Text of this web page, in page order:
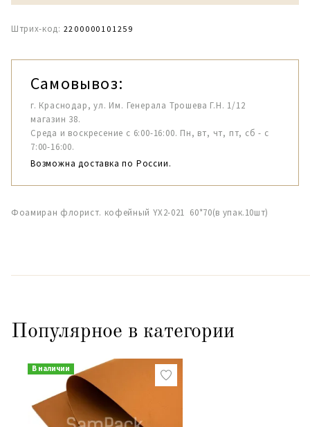
Штрих-код: 2200000101259
Самовывоз:
г. Краснодар, ул. Им. Генерала Трошева Г.Н. 1/12
магазин 38.
Среда и воскресение с 6:00-16:00. Пн, вт, чт, пт, сб - с
7:00-16:00.
Возможна доставка по России.
Фоамиран флорист. кофейный YX2-021 60*70(в упак.10шт)
Популярное в категории
В наличии